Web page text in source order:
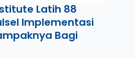
Latih 88
Implementasi
Bagi